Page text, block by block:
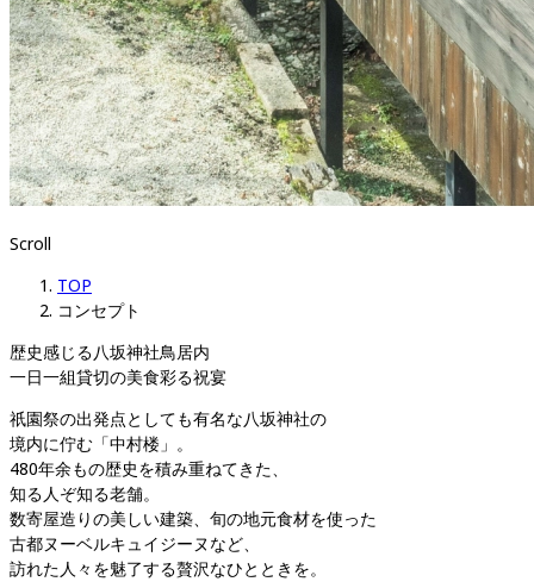
Scroll
TOP
コンセプト
歴史感じる八坂神社鳥居内
一日一組貸切の美食彩る祝宴
祇園祭の出発点としても有名な八坂神社の
境内に佇む「中村楼」。
480年余もの歴史を積み重ねてきた、
知る人ぞ知る老舗。
数寄屋造りの美しい建築、旬の地元食材を使った
古都ヌーベルキュイジーヌなど、
訪れた人々を魅了する贅沢なひとときを。